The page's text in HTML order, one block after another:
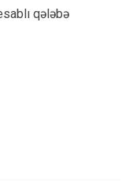
qələbə